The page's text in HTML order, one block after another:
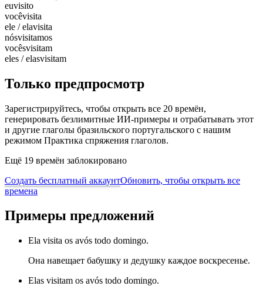
euvisito
vocêvisita
ele / elavisita
nósvisitamos
vocêsvisitam
eles / elasvisitam
Только предпросмотр
Зарегистрируйтесь, чтобы открыть все 20 времён,
генерировать безлимитные ИИ-примеры и отрабатывать этот
и другие глаголы бразильского португальского с нашим
режимом Практика спряжения глаголов.
Ещё 19 времён заблокировано
Создать бесплатный аккаунтОбновить, чтобы открыть все
времена
Примеры предложений
Ela visita os avós todo domingo.
Она навещает бабушку и дедушку каждое воскресенье.
Elas visitam os avós todo domingo.